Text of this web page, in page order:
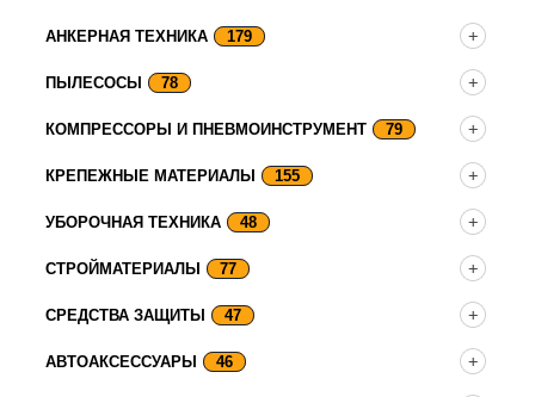
АНКЕРНАЯ ТЕХНИКА 179
ПЫЛЕСОСЫ 78
КОМПРЕССОРЫ И ПНЕВМОИНСТРУМЕНТ 79
КРЕПЕЖНЫЕ МАТЕРИАЛЫ 155
УБОРОЧНАЯ ТЕХНИКА 48
СТРОЙМАТЕРИАЛЫ 77
СРЕДСТВА ЗАЩИТЫ 47
АВТОАКСЕССУАРЫ 46